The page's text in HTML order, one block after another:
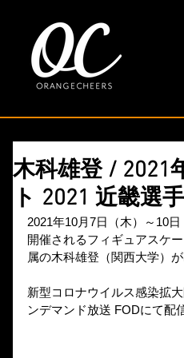
木科雄登 / 2021
ト 2021 近畿選
2021年10月7日（木）～10
開催されるフィギュアスケ
属の木科雄登（関西大学）が
新型コロナウイルス感染拡
ンデマンド放送 FODにて配